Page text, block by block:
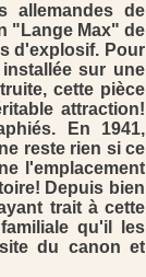
allemandes de
"Lange Max" de
d'explosif. Pour
sur une
cette pièce
attraction!
En 1941,
reste rien si ce
l'emplacement
Depuis bien
trait à cette
qu'il les
du canon et